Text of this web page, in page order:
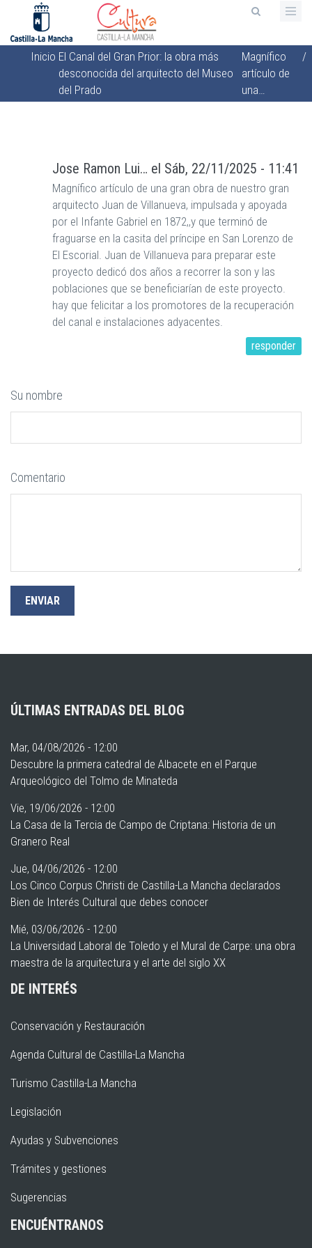
contenido
principal
Sobrescribir
enlaces
de
navegación
Inicio El Canal del Gran Prior: la obra más
desconocida del arquitecto del Museo
del Prado
Magnífico
artículo de
una…
/
Jose Ramon Lui… el Sáb, 22/11/2025 - 11:41
Magnífico artículo de una gran obra de nuestro gran
arquitecto Juan de Villanueva, impulsada y apoyada
por el Infante Gabriel en 1872,,y que terminó de
fraguarse en la casita del príncipe en San Lorenzo de
El Escorial. Juan de Villanueva para preparar este
proyecto dedicó dos años a recorrer la son y las
poblaciones que se beneficiarían de este proyecto.
hay que felicitar a los promotores de la recuperación
del canal e instalaciones adyacentes.
responder
Su nombre
Comentario
ÚLTIMAS ENTRADAS DEL BLOG
Mar, 04/08/2026 - 12:00
Descubre la primera catedral de Albacete en el Parque
Arqueológico del Tolmo de Minateda
Vie, 19/06/2026 - 12:00
La Casa de la Tercia de Campo de Criptana: Historia de un
Granero Real
Jue, 04/06/2026 - 12:00
Los Cinco Corpus Christi de Castilla-La Mancha declarados
Bien de Interés Cultural que debes conocer
Mié, 03/06/2026 - 12:00
La Universidad Laboral de Toledo y el Mural de Carpe: una obra
maestra de la arquitectura y el arte del siglo XX
DE INTERÉS
Conservación y Restauración
Agenda Cultural de Castilla-La Mancha
Turismo Castilla-La Mancha
Legislación
Ayudas y Subvenciones
Trámites y gestiones
Sugerencias
ENCUÉNTRANOS